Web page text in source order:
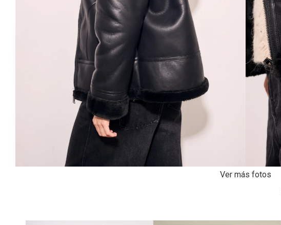
Ver más fotos